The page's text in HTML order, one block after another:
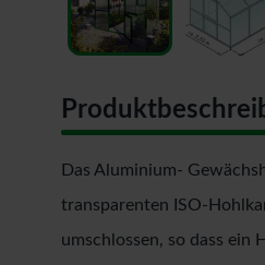
Das Aluminium-
transparenten ISO-
umschlossen, so dass ein